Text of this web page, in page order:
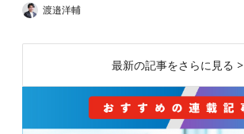
渡邉洋輔
最新の記事をさらに見る >